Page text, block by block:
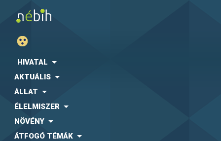
HIVATAL
AKTUÁLIS
ÁLLAT
ÉLELMISZER
NÖVÉNY
ÁTFOGÓ TÉMÁK